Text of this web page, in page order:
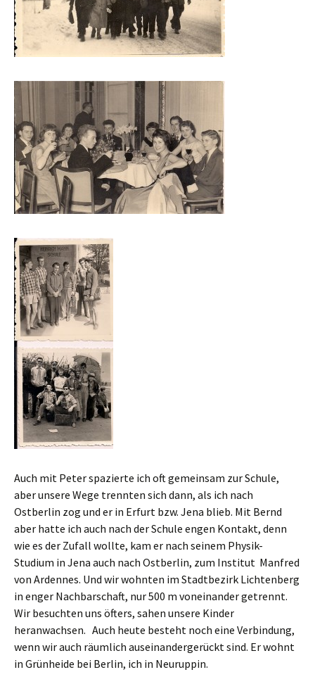
Auch mit Peter spazierte ich oft gemeinsam zur Schule,
aber unsere Wege trennten sich dann, als ich nach
Ostberlin zog und er in Erfurt bzw. Jena blieb. Mit Bernd
aber hatte ich auch nach der Schule engen Kontakt, denn
wie es der Zufall wollte, kam er nach seinem Physik-
Studium in Jena auch nach Ostberlin, zum Institut Manfred
von Ardennes. Und wir wohnten im Stadtbezirk Lichtenberg
in enger Nachbarschaft, nur 500 m voneinander getrennt.
Wir besuchten uns öfters, sahen unsere Kinder
heranwachsen. Auch heute besteht noch eine Verbindung,
wenn wir auch räumlich auseinandergerückt sind. Er wohnt
in Grünheide bei Berlin, ich in Neuruppin.